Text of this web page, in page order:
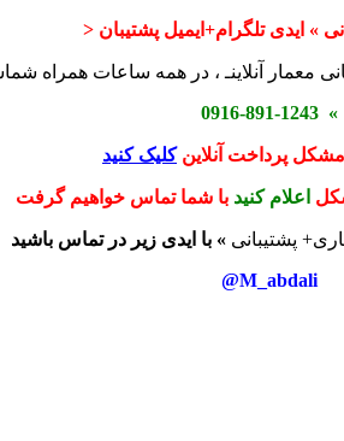
» ایدی تلگرام+ایمیل پشتیبان <
معمار آنلاینـ ، در همه ساعات همراه
» 0916-891-1243
پرداخت آنلاینکلیک کنید
اعلام کنید با شما تماس خواهیم گرفت
پشتیبانی » با ایدی زیر در تماس باشید
M_abdali@